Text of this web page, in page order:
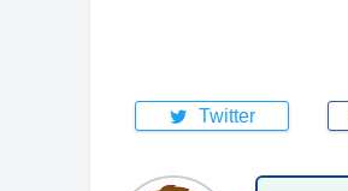
Twitter